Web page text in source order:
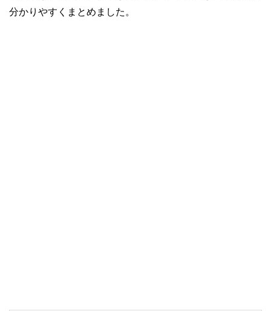
分かりやすくまとめました。